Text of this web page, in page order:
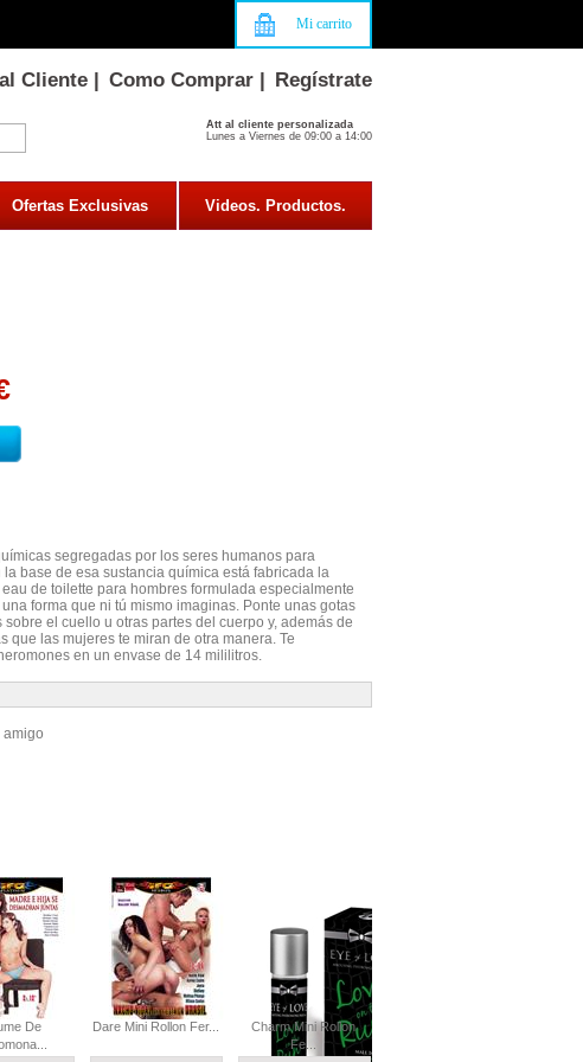
Mi carrito
Cliente | Como Comprar | Regístrate
Att al cliente personalizada
Lunes a Viernes de 09:00 a 14:00
Ofertas Exclusivas Videos. Productos.
segregadas por los seres humanos para
base de esa sustancia química está fabricada la
de toilette para hombres formulada especialmente
forma que ni tú mismo imaginas. Ponte unas gotas
el cuello u otras partes del cuerpo y, además de
que las mujeres te miran de otra manera. Te
en un envase de 14 mililitros.
amigo
De
Dare Mini Rollon Fer...
Charm Mini Rollon
Fe...